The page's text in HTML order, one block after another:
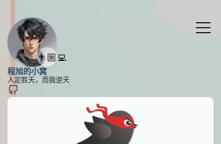
👨🏼‍💻
程旭的小窝
人定胜天，而我逆天